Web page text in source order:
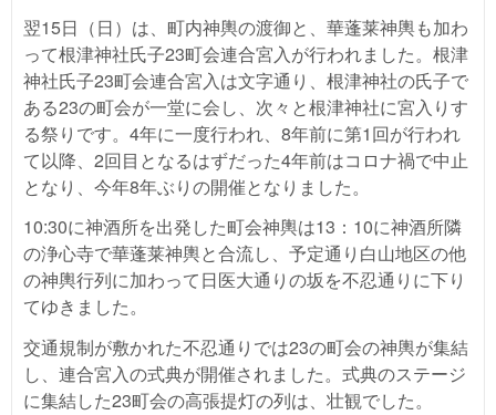
翌15日（日）は、町内神輿の渡御と、華蓬莱神輿も加わ
って根津神社氏子23町会連合宮入が行われました。根津
神社氏子23町会連合宮入は文字通り、根津神社の氏子で
ある23の町会が一堂に会し、次々と根津神社に宮入りす
る祭りです。4年に一度行われ、8年前に第1回が行われ
て以降、2回目となるはずだった4年前はコロナ禍で中止
となり、今年8年ぶりの開催となりました。
10:30に神酒所を出発した町会神輿は13：10に神酒所隣
の浄心寺で華蓬莱神輿と合流し、予定通り白山地区の他
の神輿行列に加わって日医大通りの坂を不忍通りに下り
てゆきました。
交通規制が敷かれた不忍通りでは23の町会の神輿が集結
し、連合宮入の式典が開催されました。式典のステージ
に集結した23町会の高張提灯の列は、壮観でした。